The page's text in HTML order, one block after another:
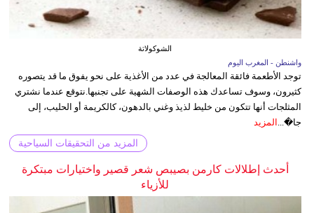
الشوكولاتة
واشنطن - المغرب اليوم
توجد الأطعمة فائقة المعالجة في عدد من الأغذية على نحو يفوق ما قد يتصوره
كثيرون، وسوف تساعدك هذه الوصفات الشهية على تجنبها.نتوقع عندما نشتري
المثلجات أنها تتكون من خليط لذيذ وغني بالدهون، كالكريمة أو الحليب، إلى
جا�... المزيد
المزيد من التحقيقات السياحية
أحدث إطلالات كارمن بصيبص شعر قصير واختيارات مبتكرة
للأزياء